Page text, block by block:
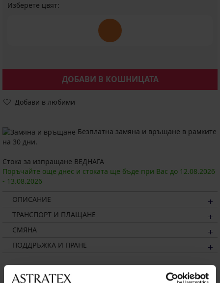
Изберете цвят:
ДОБАВИ В КОШНИЦАТА
Добави в любими
Безплатна замяна и връщане в рамките
на 30 дни.
Стока за изпращане ВЕДНАГА
Поръчайте още днес и стоката ще бъде при Вас до 12.08.2026
- 13.08.2026
ОПИСАНИЕ
ТРАНСПОРТ И ПЛАЩАНЕ
СМЯНА
ПОДДРЪЖКА И ПРАНЕ
Може да ви хареса